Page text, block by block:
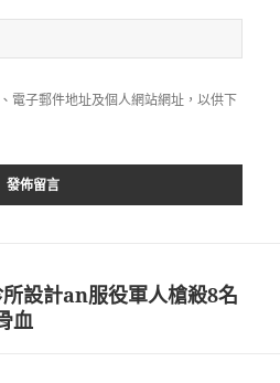
電子郵件地址及個人網站網址，以供下
設計an服役軍人槍殺8名
血